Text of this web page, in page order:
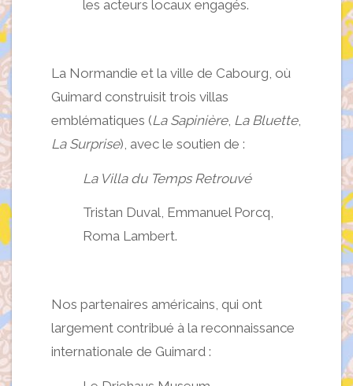
les acteurs locaux engagés.
La Normandie et la ville de Cabourg, où
Guimard construisit trois villas
emblématiques (La Sapinière, La Bluette,
La Surprise), avec le soutien de :
La Villa du Temps Retrouvé
Tristan Duval, Emmanuel Porcq,
Roma Lambert.
Nos partenaires américains, qui ont
largement contribué à la reconnaissance
internationale de Guimard :